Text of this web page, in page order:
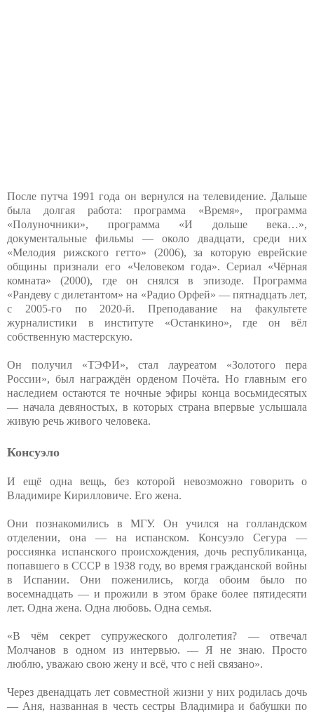
После путча 1991 года он вернулся на телевидение. Дальше
была долгая работа: программа «Время», программа
«Полуночники», программа «И дольше века…»,
документальные фильмы — около двадцати, среди них
«Мелодия рижского гетто» (2006), за которую еврейские
общины признали его «Человеком года». Сериал «Чёрная
комната» (2000), где он снялся в эпизоде. Программа
«Рандеву с дилетантом» на «Радио Орфей» — пятнадцать лет,
с 2005-го по 2020-й. Преподавание на факультете
журналистики в институте «Останкино», где он вёл
собственную мастерскую.
Он получил «ТЭФИ», стал лауреатом «Золотого пера
России», был награждён орденом Почёта. Но главным его
наследием остаются те ночные эфиры конца восьмидесятых
— начала девяностых, в которых страна впервые услышала
живую речь живого человека.
Консуэло
И ещё одна вещь, без которой невозможно говорить о
Владимире Кирилловиче. Его жена.
Они познакомились в МГУ. Он учился на голландском
отделении, она — на испанском. Консуэло Сегура —
россиянка испанского происхождения, дочь республиканца,
попавшего в СССР в 1938 году, во время гражданской войны
в Испании. Они поженились, когда обоим было по
восемнадцать — и прожили в этом браке более пятидесяти
лет. Одна жена. Одна любовь. Одна семья.
«В чём секрет супружеского долголетия? — отвечал
Молчанов в одном из интервью. — Я не знаю. Просто
люблю, уважаю свою жену и всё, что с ней связано».
Через двенадцать лет совместной жизни у них родилась дочь
— Аня, названная в честь сестры Владимира и бабушки по